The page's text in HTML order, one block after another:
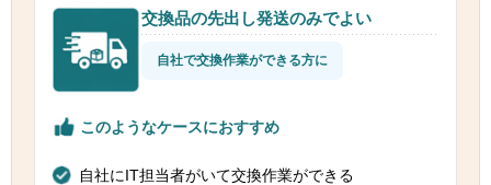
交換品の先出し発送のみでよい
自社で交換作業ができる方に
このようなケースにおすすめ
自社にIT担当者がいて交換作業ができる